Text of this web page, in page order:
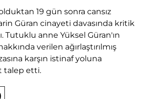
19 gün sonra cansız
Güran cinayeti davasında kritik
Tutuklu anne Yüksel Güran'ın
verilen ağırlaştırılmış
karşın istinaf yoluna
talep etti.